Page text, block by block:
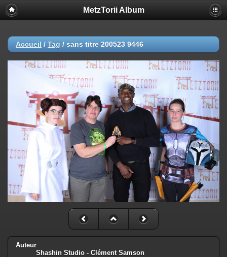
MetzTorii Album
Accueil / Tag / sans titre 200523 9446
Auteur
Shashin Studio - Clément Samson